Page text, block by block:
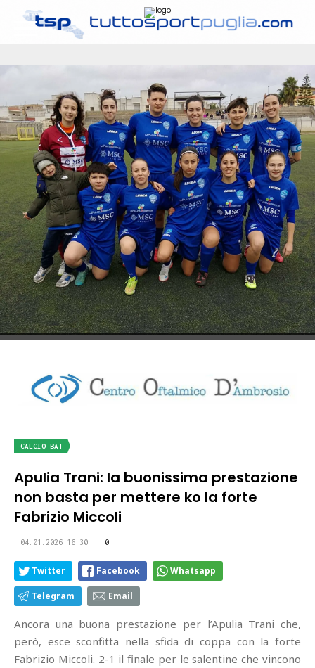
CALCIO BAT
Apulia Trani: la buonissima prestazione
non basta per mettere ko la forte
Fabrizio Miccoli
04.01.2026 16:30 0
Twitter Facebook Whatsapp
Telegram Email
Ancora una buona prestazione per l’Apulia Trani che,
però, esce sconfitta nella sfida di coppa con la forte
Fabrizio Miccoli. 2-1 il finale per le salentine che vincono